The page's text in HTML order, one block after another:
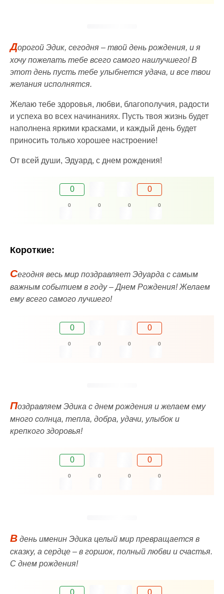
Дорогой Эдик, сегодня – твой день рождения, и я
хочу пожелать тебе всего самого наилучшего! В
этот день пусть тебе улыбнется удача, и все твои
желания исполнятся.
Желаю тебе здоровья, любви, благополучия, радости
и успеха во всех начинаниях. Пусть твоя жизнь будет
наполнена яркими красками, и каждый день будет
приносить только хорошее настроение!
От всей души, Эдуард, с днем рождения!
0 0
0 0 0 0
Короткие:
Cегодня весь мир поздравляет Эдуарда с самым
важным событием в году – Днем Рождения! Желаем
ему всего самого лучшего!
0 0
0 0 0 0
Поздравляем Эдика с днем рождения и желаем ему
много солнца, тепла, добра, удачи, улыбок и
крепкого здоровья!
0 0
0 0 0 0
В день именин Эдика целый мир превращается в
сказку, а сердце – в горшок, полный любви и счастья.
C днем рождения!
0 0